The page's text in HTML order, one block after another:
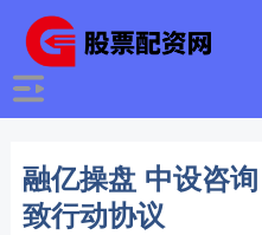
融亿操盘 中设咨
致行动协议